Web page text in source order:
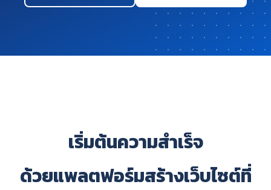
เริ่มต้นความสำเร็จ
ด้วยแพลตฟอร์มสร้างเว็บไซต์ที่